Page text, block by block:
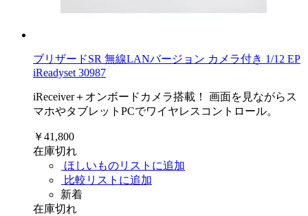
ブリザードSR 無線LANバージョン カメラ付き 1/12 EP
iReadyset 30987
iReceiver＋オンボードカメラ搭載！ 画面を見ながらス
マホやタブレットPCでワイヤレスコントロール。
￥41,800
在庫切れ
ほしいものリストに追加
比較リストに追加
新着
在庫切れ